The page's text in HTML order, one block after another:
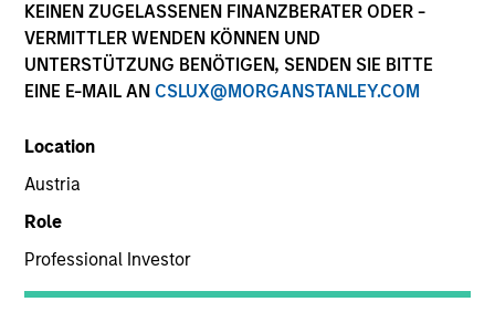
KEINEN ZUGELASSENEN FINANZBERATER ODER -
VERMITTLER WENDEN KÖNNEN UND
UNTERSTÜTZUNG BENÖTIGEN, SENDEN SIE BITTE
EINE E-MAIL AN CSLUX@MORGANSTANLEY.COM
Location
Austria
Role
Professional Investor
YEARS OF INDUSTRY EXPERIENCE
16 Years